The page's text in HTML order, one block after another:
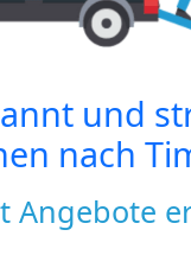
und
nach
Angebote